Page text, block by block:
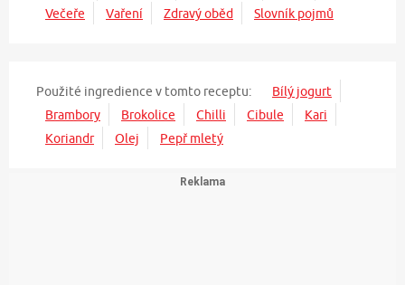
Večeře
Vaření Zdravý oběd Slovník pojmů
Použité ingredience v tomto receptu:
Bílý jogurt
Brambory
Brokolice Chilli Cibule
Kari
Koriandr
Olej Pepř mletý